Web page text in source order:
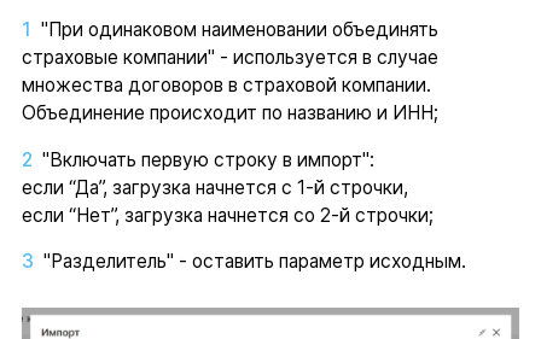
"При одинаковом наименовании объединять
страховые компании" - используется в случае
множества договоров в страховой компании.
Объединение происходит по названию и ИНН;
"Включать первую строку в импорт":
если “Да”, загрузка начнется с 1-й строчки,
если “Нет”, загрузка начнется со 2-й строчки;
"Разделитель" - оставить параметр исходным.